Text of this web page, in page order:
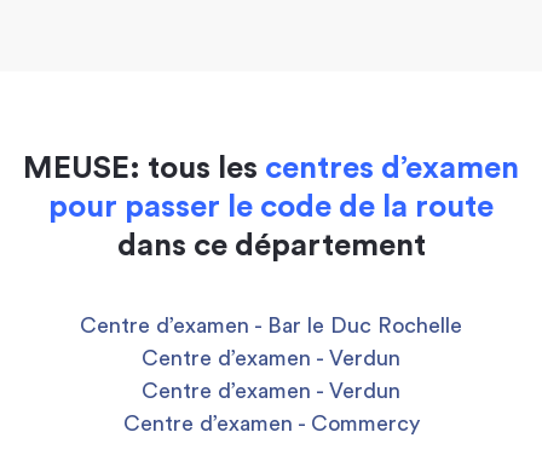
MEUSE: tous les centres d’examen
pour passer le code de la route
dans ce département
Centre d’examen - Bar le Duc Rochelle
Centre d’examen - Verdun
Centre d’examen - Verdun
Centre d’examen - Commercy